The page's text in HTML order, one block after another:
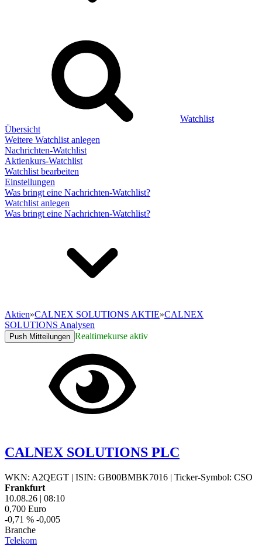
Watchlist
Übersicht
Weitere Watchlist anlegen
Nachrichten-Watchlist
Aktienkurs-Watchlist
Watchlist bearbeiten
Einstellungen
Was bringt eine Nachrichten-Watchlist?
Watchlist anlegen
Was bringt eine Nachrichten-Watchlist?
Aktien»CALNEX SOLUTIONS AKTIE»CALNEX
SOLUTIONS Analysen
Push Mitteilungen Realtimekurse aktiv
CALNEX SOLUTIONS PLC
WKN: A2QEGT | ISIN: GB00BMBK7016 | Ticker-Symbol: CSO
Frankfurt
10.08.26 | 08:10
0,700 Euro
-0,71 % -0,005
Branche
Telekom